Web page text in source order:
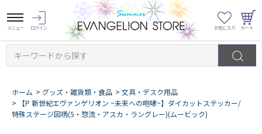
キーワードから探す
ホーム > グッズ・雑貨類・食品 > 文具・デスク用品
>
【P 新世紀エヴァンゲリオン ~未来への咆哮~】ダイカットステッカー/
特殊ステージ図柄(5・惣流・アスカ・ラングレー)(ムービック)